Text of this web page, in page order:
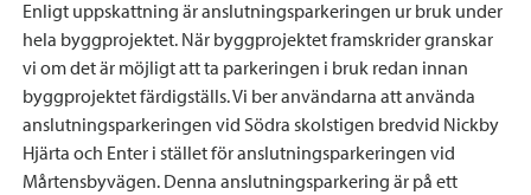
Enligt uppskattning är anslutningsparkeringen ur bruk under
hela byggprojektet. När byggprojektet framskrider granskar
vi om det är möjligt att ta parkeringen i bruk redan innan
byggprojektet färdigställs. Vi ber användarna att använda
anslutningsparkeringen vid Södra skolstigen bredvid Nickby
Hjärta och Enter i stället för anslutningsparkeringen vid
Mårtensbyvägen. Denna anslutningsparkering är på ett